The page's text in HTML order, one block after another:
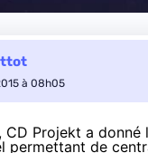
à 08h05
CD Projekt a donné
permettant de